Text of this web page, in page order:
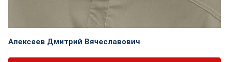
Алексеев Дмитрий Вячеславович